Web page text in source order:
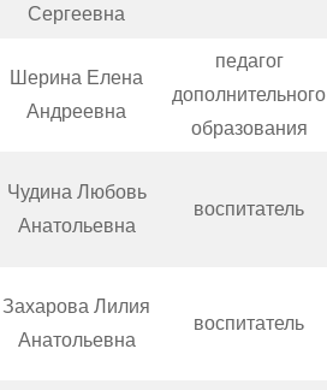
Сергеевна
Шерина Елена
Андреевна
педагог
дополнительного
образования
Чудина Любовь
Анатольевна
воспитатель
Захарова Лилия
Анатольевна
воспитатель